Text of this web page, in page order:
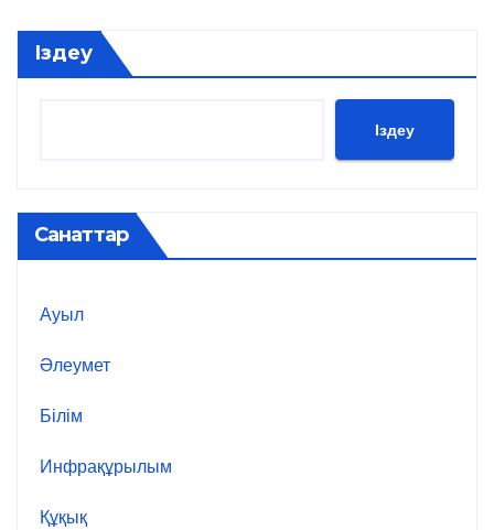
Іздеу
Іздеу
Санаттар
Ауыл
Әлеумет
Білім
Инфрақұрылым
Құқық